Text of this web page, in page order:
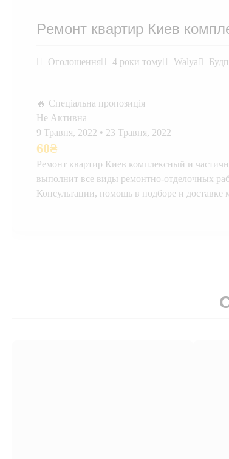
Pемонт квартир Киев
Оголошення 4 роки тому Walya
🔥 Спеціальна пропозиція
Не Активна
9 Травня, 2022 • 23 Травня, 2022
60₴
Pемонт квартир Киев комплексный и
выполнит все виды ремонтно-отделочных
Консультации, помощь в подборе и доставке